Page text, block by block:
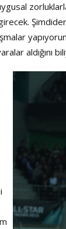
aldığını